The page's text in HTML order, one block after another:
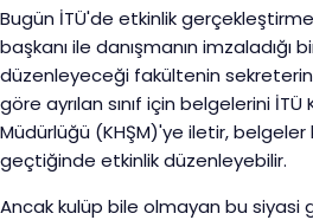
Bugün İTÜ'de etkinlik
başkanı ile danışmanın imzaladığı
düzenleyeceği fakültenin
göre ayrılan sınıf için belgelerini
Müdürlüğü (KHŞM)'ye iletir, belgeler
geçtiğinde etkinlik düzenleyebilir.
Ancak kulüp bile olmayan bu siyasi